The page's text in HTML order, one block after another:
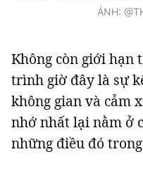
ẢNH:
Không còn giới hạn
trình giờ đây là sự
không gian và cảm
nhớ nhất lại nằm ở
những điều đó